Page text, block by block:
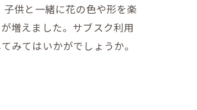
供と一緒に花の色や形を楽
増えました。サブスク利用
みてはいかがでしょうか。